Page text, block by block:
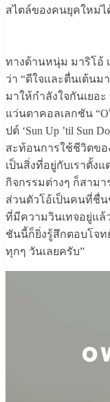
สไตล์ของคนยุคใหม่
ทางด้านหนุ่ม มาริโอ้
ว่า “ดีใจและตื่นเต้น
มาให้กำลังใจกันเยอ
แว่นตาคอลเลกชัน
ปต์ ‘Sun Up ’til Sun
สะท้อนการใช้ชีวิตข
เป็นสิ่งที่อยู่กับเราตั้ง
กิจกรรมต่างๆ ก็สาม
ส่วนตัวโอ้เป็นคนที่ชื่
ที่มีความวินเทจอยู่แล้
ชันนี้ก็ยิ่งรู้สึกตอบโจ
ทุกๆ วันเลยครับ”